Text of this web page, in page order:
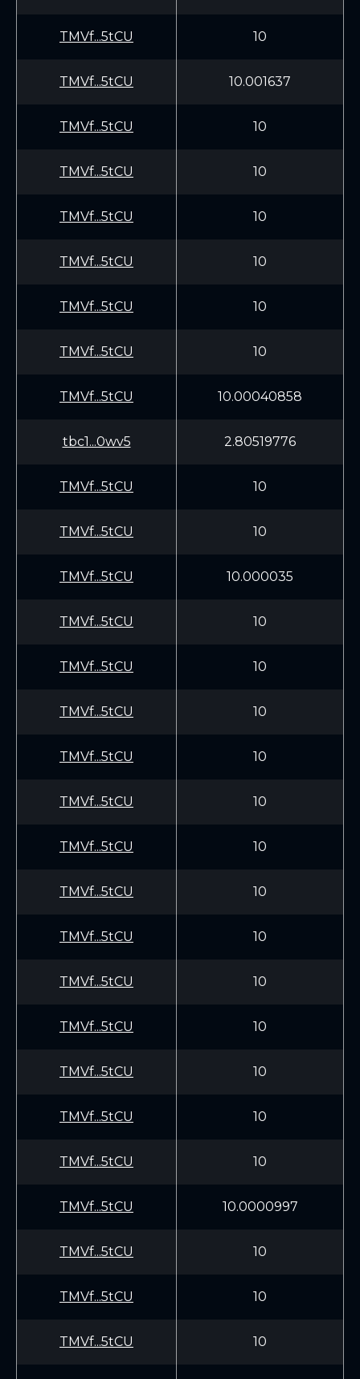
TMVf...5tCU 10
TMVf...5tCU 10.001637
TMVf...5tCU 10
TMVf...5tCU 10
TMVf...5tCU 10
TMVf...5tCU 10
TMVf...5tCU 10
TMVf...5tCU 10
TMVf...5tCU 10.00040858
tbc1...0wv5 2.80519776
TMVf...5tCU 10
TMVf...5tCU 10
TMVf...5tCU 10.000035
TMVf...5tCU 10
TMVf...5tCU 10
TMVf...5tCU 10
TMVf...5tCU 10
TMVf...5tCU 10
TMVf...5tCU 10
TMVf...5tCU 10
TMVf...5tCU 10
TMVf...5tCU 10
TMVf...5tCU 10
TMVf...5tCU 10
TMVf...5tCU 10
TMVf...5tCU 10
TMVf...5tCU 10.0000997
TMVf...5tCU 10
TMVf...5tCU 10
TMVf...5tCU 10